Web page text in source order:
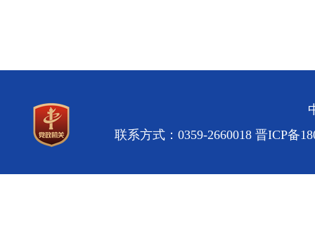
联系方式：0359-2660018 晋ICP备